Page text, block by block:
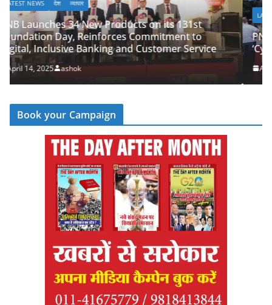
its 131st
to
Service
LATEST NEWS देश व्यापार
PNB Half Marathon 2025 Unites
‘Cyber Run’ for a Digitally Secure
April 14, 2025
Book your Campaign